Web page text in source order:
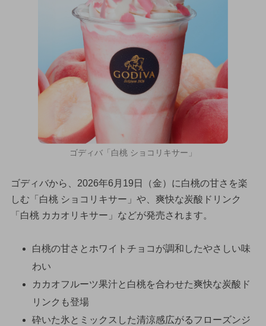
ゴディバ「白桃 ショコリキサー」
ゴディバから、2026年6月19日（金）に白桃の甘さを楽
しむ「白桃 ショコリキサー」や、爽快な炭酸ドリンク
「白桃 カカオリキサー」などが発売されます。
白桃の甘さとホワイトチョコが調和したやさしい味
わい
カカオフルーツ果汁と白桃を合わせた爽快な炭酸ド
リンクも登場
砕いた氷とミックスした清涼感広がるフローズンジ